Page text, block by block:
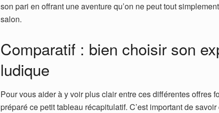
son pari en offrant une aventure qu’on ne peut tout
salon.
Comparatif : bien choisir son
ludique
Pour vous aider à y voir plus clair entre ces différentes offres
préparé ce petit tableau récapitulatif. C’est important de